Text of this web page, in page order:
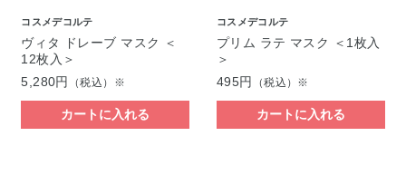
コスメデコルテ
ヴィタ ドレーブ マスク ＜
12枚入＞
5,280円
（税込）※
カートに入れる
コスメデコルテ
プリム ラテ マスク ＜1枚入
＞
495円
（税込）※
カートに入れる